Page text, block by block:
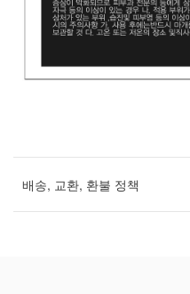
배송, 교환, 환불 정책